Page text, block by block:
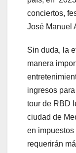
conciertos,
José Manuel
Sin duda, la
manera
ingresos
tour de RBD
ciudad de
en
requerirán